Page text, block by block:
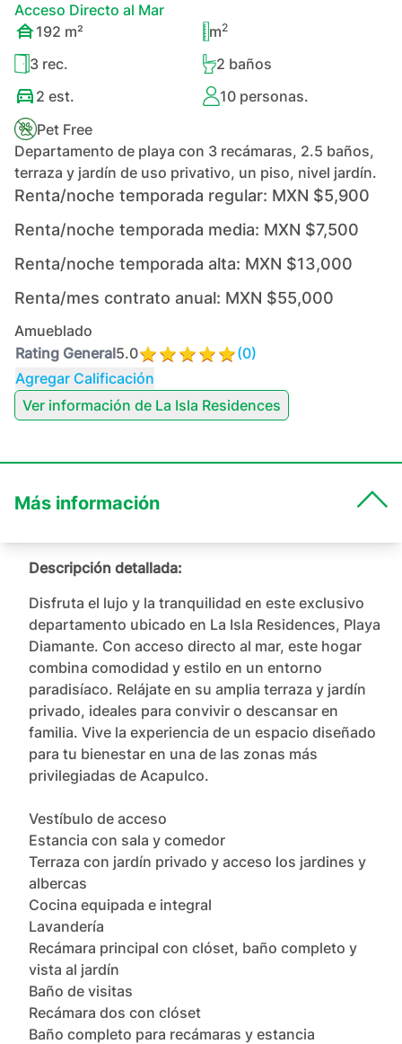
Acceso Directo al Mar
192 m² m2
3 rec. 2 baños
2 est. 10personas.
Pet Free
Departamento de playa con 3 recámaras, 2.5 baños,
terraza y jardín de uso privativo, un piso, nivel jardín.
Renta/noche temporada regular: MXN $5,900
Renta/noche temporada media: MXN $7,500
Renta/noche temporada alta: MXN $13,000
Renta/mes contrato anual: MXN $55,000
Amueblado
Rating General5.0 (0)
Agregar Calificación
Ver información de La Isla Residences
Más información
Descripción detallada:
Disfruta el lujo y la tranquilidad en este exclusivo
departamento ubicado en La Isla Residences, Playa
Diamante. Con acceso directo al mar, este hogar
combina comodidad y estilo en un entorno
paradisíaco. Relájate en su amplia terraza y jardín
privado, ideales para convivir o descansar en
familia. Vive la experiencia de un espacio diseñado
para tu bienestar en una de las zonas más
privilegiadas de Acapulco.
Vestíbulo de acceso
Estancia con sala y comedor
Terraza con jardín privado y acceso los jardines y
albercas
Cocina equipada e integral
Lavandería
Recámara principal con clóset, baño completo y
vista al jardín
Baño de visitas
Recámara dos con clóset
Baño completo para recámaras y estancia